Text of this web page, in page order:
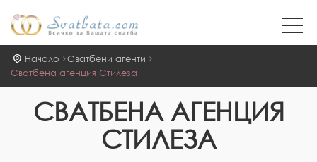
Начало
Сватбени агенти
Сватбена агенция Стилеза
СВАТБЕНА АГЕНЦИЯ
СТИЛЕЗА